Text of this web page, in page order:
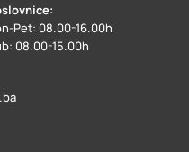
Pet: 08.00-16.00h
08.00-15.00h